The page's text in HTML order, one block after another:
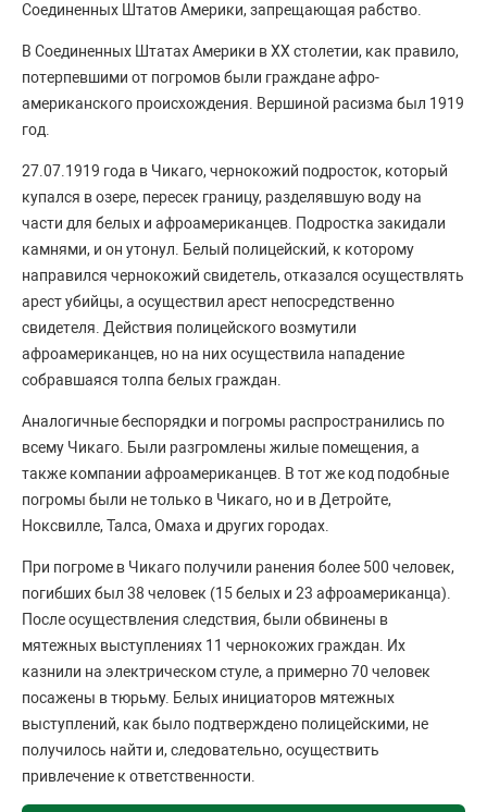
Соединенных Штатов Америки, запрещающая рабство.
В Соединенных Штатах Америки в XX столетии, как правило,
потерпевшими от погромов были граждане афро-
американского происхождения. Вершиной расизма был 1919
год.
27.07.1919 года в Чикаго, чернокожий подросток, который
купался в озере, пересек границу, разделявшую воду на
части для белых и афроамериканцев. Подростка закидали
камнями, и он утонул. Белый полицейский, к которому
направился чернокожий свидетель, отказался осуществлять
арест убийцы, а осуществил арест непосредственно
свидетеля. Действия полицейского возмутили
афроамериканцев, но на них осуществила нападение
собравшаяся толпа белых граждан.
Аналогичные беспорядки и погромы распространились по
всему Чикаго. Были разгромлены жилые помещения, а
также компании афроамериканцев. В тот же код подобные
погромы были не только в Чикаго, но и в Детройте,
Ноксвилле, Талса, Омаха и других городах.
При погроме в Чикаго получили ранения более 500 человек,
погибших был 38 человек (15 белых и 23 афроамериканца).
После осуществления следствия, были обвинены в
мятежных выступлениях 11 чернокожих граждан. Их
казнили на электрическом стуле, а примерно 70 человек
посажены в тюрьму. Белых инициаторов мятежных
выступлений, как было подтверждено полицейскими, не
получилось найти и, следовательно, осуществить
привлечение к ответственности.